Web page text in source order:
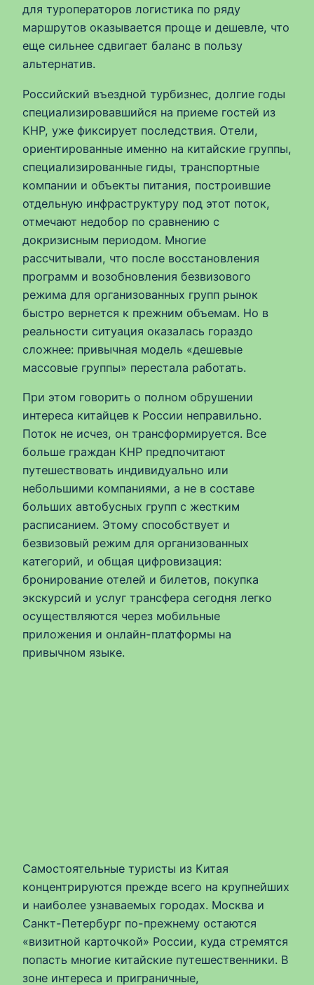
для туроператоров логистика по ряду
маршрутов оказывается проще и дешевле, что
еще сильнее сдвигает баланс в пользу
альтернатив.
Российский въездной турбизнес, долгие годы
специализировавшийся на приеме гостей из
КНР, уже фиксирует последствия. Отели,
ориентированные именно на китайские группы,
специализированные гиды, транспортные
компании и объекты питания, построившие
отдельную инфраструктуру под этот поток,
отмечают недобор по сравнению с
докризисным периодом. Многие
рассчитывали, что после восстановления
программ и возобновления безвизового
режима для организованных групп рынок
быстро вернется к прежним объемам. Но в
реальности ситуация оказалась гораздо
сложнее: привычная модель «дешевые
массовые группы» перестала работать.
При этом говорить о полном обрушении
интереса китайцев к России неправильно.
Поток не исчез, он трансформируется. Все
больше граждан КНР предпочитают
путешествовать индивидуально или
небольшими компаниями, а не в составе
больших автобусных групп с жестким
расписанием. Этому способствует и
безвизовый режим для организованных
категорий, и общая цифровизация:
бронирование отелей и билетов, покупка
экскурсий и услуг трансфера сегодня легко
осуществляются через мобильные
приложения и онлайн-платформы на
привычном языке.
Самостоятельные туристы из Китая
концентрируются прежде всего на крупнейших
и наиболее узнаваемых городах. Москва и
Санкт-Петербург по-прежнему остаются
«визитной карточкой» России, куда стремятся
попасть многие китайские путешественники. В
зоне интереса и приграничные,